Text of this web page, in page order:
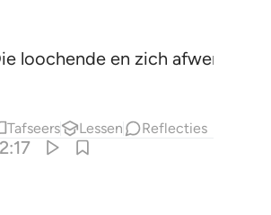
loochende en zich afwendde.
Tafseers Lessen Reflecties